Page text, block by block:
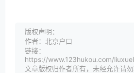
版权声明：
作者：北京户口
链接：
https://www.123hukou.com/
文章版权归作者所有，未经允许请勿